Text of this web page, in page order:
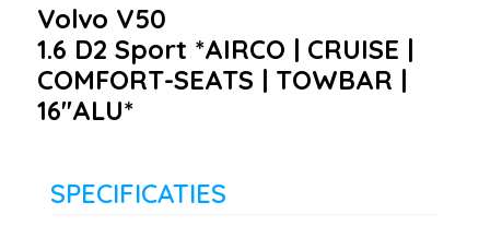
Volvo V50
1.6 D2 Sport *AIRCO | CRUISE |
COMFORT-SEATS | TOWBAR |
16''ALU*
SPECIFICATIES